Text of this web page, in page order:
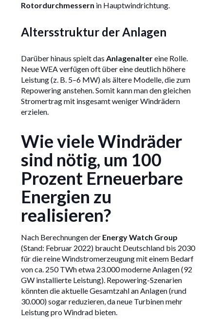
Rotordurchmessern in Hauptwindrichtung.
Altersstruktur der Anlagen
Darüber hinaus spielt das Anlagenaltereine Rolle.
Neue WEA verfügen oft über eine deutlich höhere
Leistung (z. B. 5–6 MW) als ältere Modelle, die zum
Repowering anstehen. Somit kann man den gleichen
Stromertrag mit insgesamt weniger Windrädern
erzielen.
Wie viele Windräder
sind nötig, um 100
Prozent Erneuerbare
Energien zu
realisieren?
Nach Berechnungen der Energy Watch Group
(Stand: Februar 2022) braucht Deutschland bis 2030
für die reine Windstromerzeugung mit einem Bedarf
von ca. 250 TWh etwa 23.000 moderne Anlagen (92
GW installierte Leistung). Repowering-Szenarien
könnten die aktuelle Gesamtzahl an Anlagen (rund
30.000) sogar reduzieren, da neue Turbinen mehr
Leistung pro Windrad bieten.